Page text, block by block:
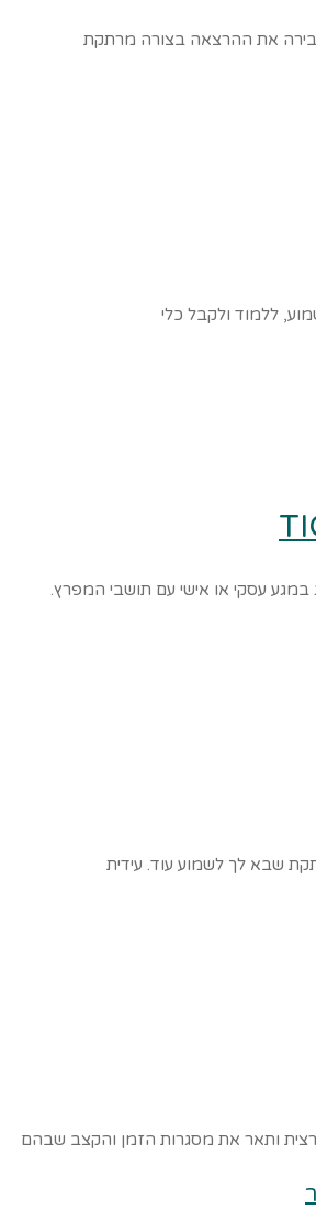
את ההרצאה בצורה מרתקת
ללמוד ולקבל כלי
עסקי או אישי עם תושבי המפרץ.
שבא לך לשמוע עוד. עידית
ותאר את מסגרות הזמן והקצב שבהם